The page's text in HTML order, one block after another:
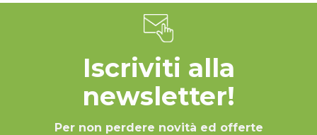
Iscriviti alla
newsletter!
Per non perdere novità ed offerte